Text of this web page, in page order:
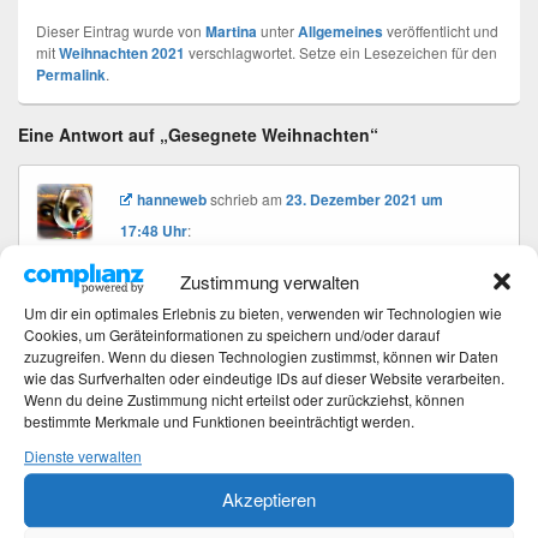
Zustimmung verwalten
Um dir ein optimales Erlebnis zu bieten, verwenden wir Technologien wie
Cookies, um Geräteinformationen zu speichern und/oder darauf
zuzugreifen. Wenn du diesen Technologien zustimmst, können wir Daten
wie das Surfverhalten oder eindeutige IDs auf dieser Website verarbeiten.
Wenn du deine Zustimmung nicht erteilst oder zurückziehst, können
bestimmte Merkmale und Funktionen beeinträchtigt werden.
Dienste verwalten
Akzeptieren
Dieser Eintrag wurde von MartinaunterAllgemeinesveröffentlicht und
mitWeihnachten 2021 verschlagwortet. Setze ein Lesezeichen für den
Permalink.
Eine Antwort auf „Gesegnete Weihnachten“
hannewebschriebam23. Dezember 2021 um
17:48 Uhr:
Weihnachten kann kommen!
Liebe Grüße und auch ich wünsche dir
schöne gesegete Weihnachtstage mit vielen
glücklichen Momenten!
Beitragsnavigation